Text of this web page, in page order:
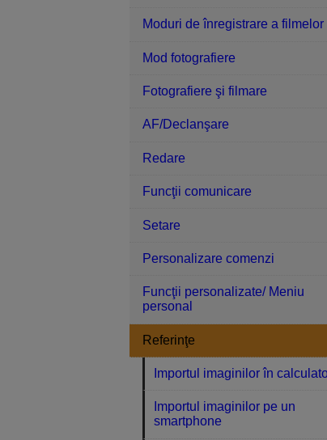
Moduri de înregistrare a filmelor
Mod fotografiere
Fotografiere şi filmare
AF/Declanşare
Redare
Funcţii comunicare
Setare
Personalizare comenzi
Funcţii personalizate/ Meniu
personal
Referinţe
Importul imaginilor în
Importul imaginilor pe un
smartphone